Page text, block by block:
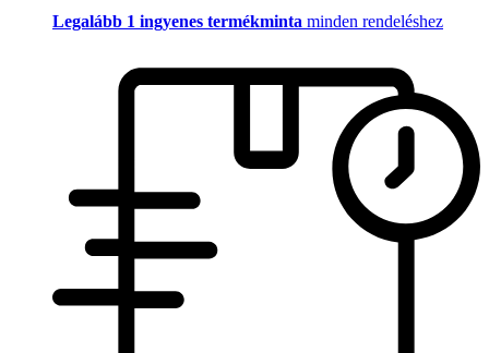
Legalább 1 ingyenes termékminta minden rendeléshez